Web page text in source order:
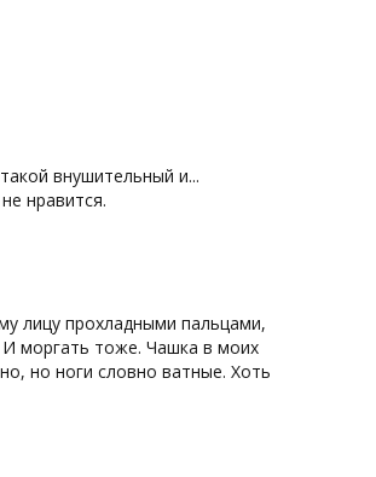
внушительный и...
нравится.
лицу прохладными пальцами,
моргать тоже. Чашка в моих
но ноги словно ватные. Хоть